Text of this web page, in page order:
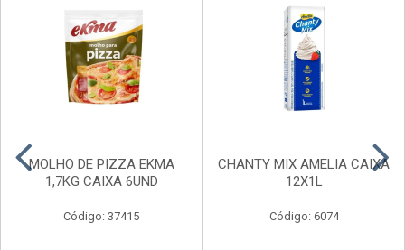
MOLHO DE PIZZA EKMA
1,7KG CAIXA 6UND
Código: 37415
CHANTY MIX AMELIA CAIXA
12X1L
Código: 6074